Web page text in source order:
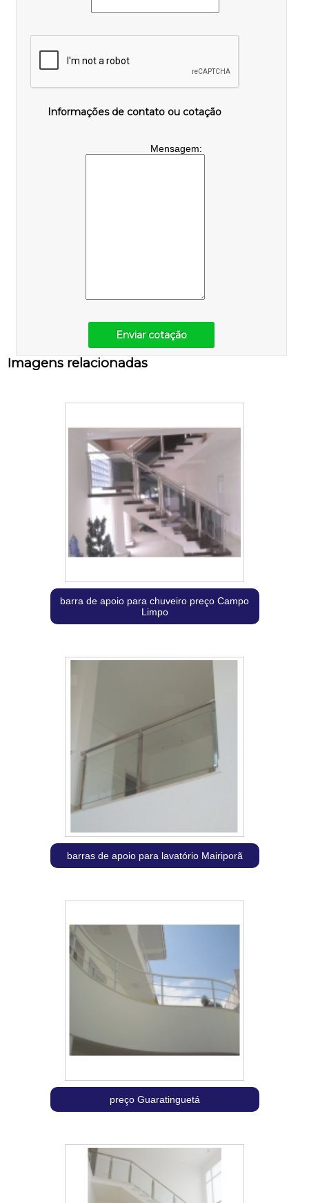
Informações de contato ou cotação
Mensagem:
Enviar cotação
Imagens relacionadas
barra de apoio para chuveiro preço Campo
Limpo
barras de apoio para lavatório Mairiporã
preço Guaratinguetá